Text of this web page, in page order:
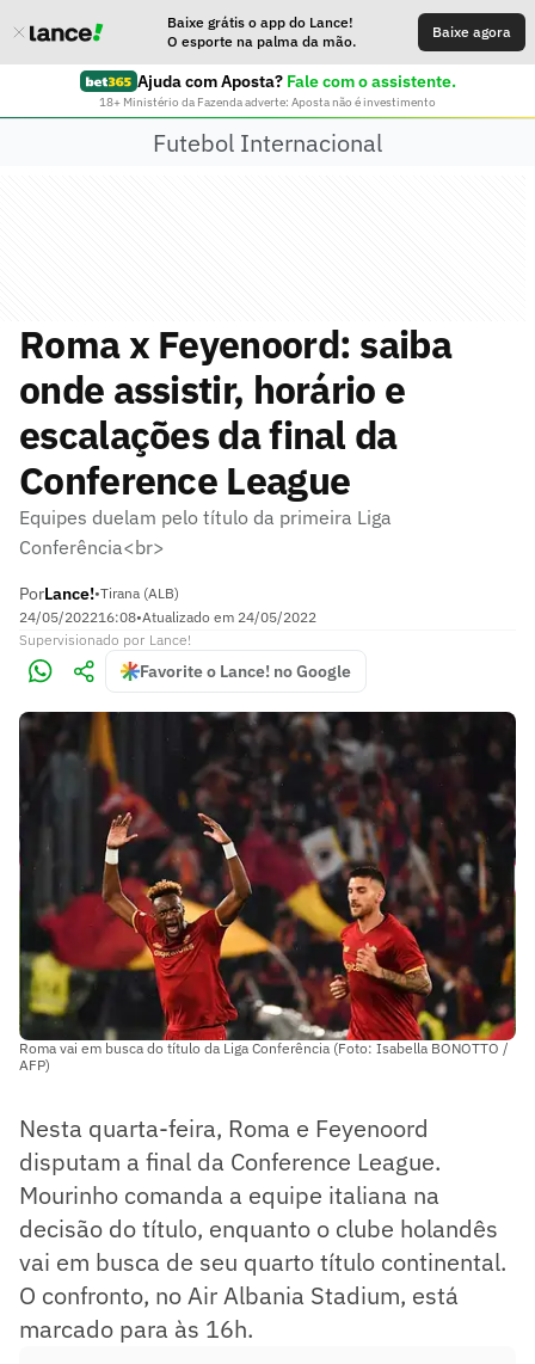
Baixe grátis o app do Lance!
O esporte na palma da mão.
Baixe agora
Ajuda com Aposta? Fale com o assistente.
18+ Ministério da Fazenda adverte: Aposta não é investimento
Futebol Internacional
Roma x Feyenoord: saiba
onde assistir, horário e
escalações da final da
Conference League
Equipes duelam pelo título da primeira Liga
Conferência<br>
PorLance!•Tirana (ALB)
24/05/202216:08•Atualizado em 24/05/2022
Supervisionado por Lance!
Favorite o Lance! no Google
Roma vai em busca do título da Liga Conferência (Foto: Isabella BONOTTO /
AFP)
Nesta quarta-feira, Roma e Feyenoord
disputam a final da Conference League.
Mourinho comanda a equipe italiana na
decisão do título, enquanto o clube holandês
vai em busca de seu quarto título continental.
O confronto, no Air Albania Stadium, está
marcado para às 16h.